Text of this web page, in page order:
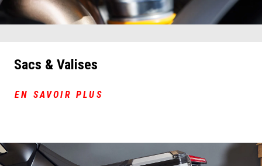
Sacs & Valises
EN SAVOIR PLUS